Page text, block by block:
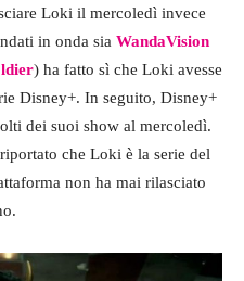
Loki il mercoledì invece
in onda sia WandaVision
) ha fatto sì che Loki avesse
Disney+. In seguito, Disney+
dei suoi show al mercoledì.
che Loki è la serie del
non ha mai rilasciato